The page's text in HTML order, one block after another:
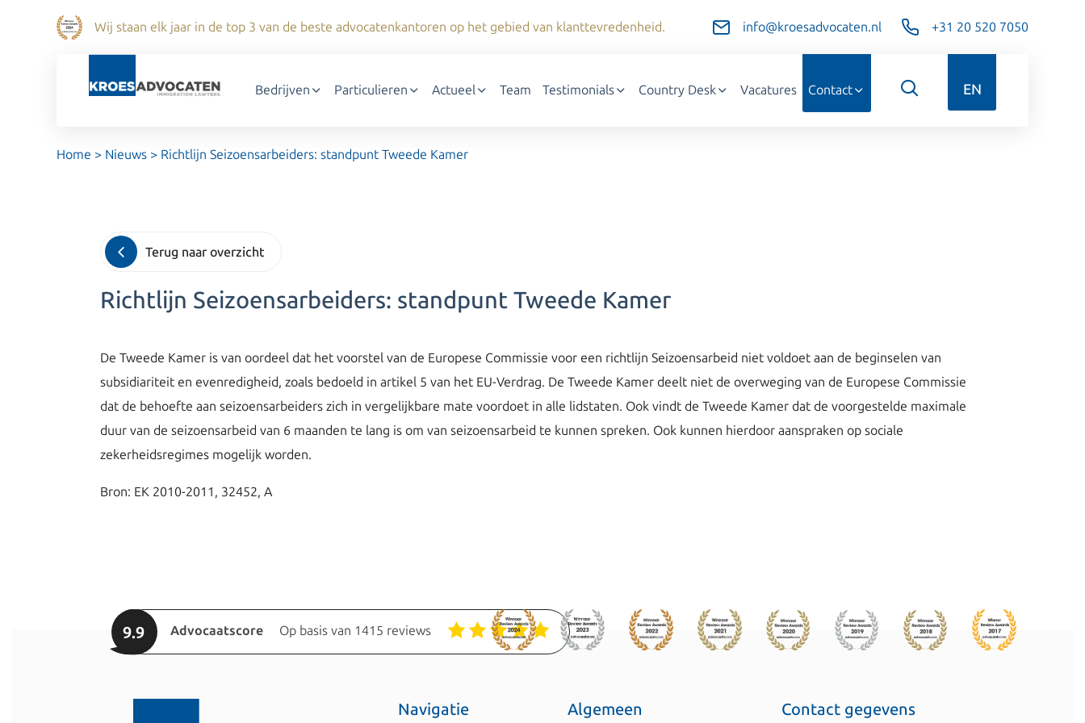
Wij staan elk jaar in de top 3 van de beste advocatenkantoren op het gebied van klanttevredenheid. info@kroesadvocaten.nl +31 20 520 7050
Bedrijven Particulieren Actueel Team Testimonials Country Desk Vacatures Contact EN
Home > Nieuws > Richtlijn Seizoensarbeiders: standpunt Tweede Kamer
Terug naar overzicht
Richtlijn Seizoensarbeiders: standpunt Tweede Kamer
De Tweede Kamer is van oordeel dat het voorstel van de Europese Commissie voor een richtlijn Seizoensarbeid niet voldoet aan de beginselen van
subsidiariteit en evenredigheid, zoals bedoeld in artikel 5 van het EU-Verdrag. De Tweede Kamer deelt niet de overweging van de Europese Commissie
dat de behoefte aan seizoensarbeiders zich in vergelijkbare mate voordoet in alle lidstaten. Ook vindt de Tweede Kamer dat de voorgestelde maximale
duur van de seizoensarbeid van 6 maanden te lang is om van seizoensarbeid te kunnen spreken. Ook kunnen hierdoor aanspraken op sociale
zekerheidsregimes mogelijk worden.
Bron: EK 2010-2011, 32452, A
9.9 Advocaatscore Op basis van 1415 reviews
Navigatie Algemeen Contact gegevens